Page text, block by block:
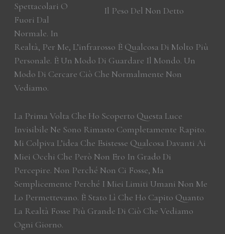
Il Peso Del Non Detto
Spettacolari O
Fuori Dal
Normale. In
Realtà, Per Me, L’infrarosso È Qualcosa Di Molto Più
Personale. È Un Modo Di Guardare Il Mondo. Un
Modo Di Cercare Ciò Che Normalmente Non
Vediamo.
La Prima Volta Che Ho Scoperto Questa Luce
Invisibile Ne Sono Rimasto Completamente Rapito.
Mi Colpiva L’idea Che Esistesse Qualcosa Davanti Ai
Miei Occhi Che Però Non Ero In Grado Di
Percepire. Non Perché Non Ci Fosse, Ma
Semplicemente Perché I Miei Limiti Umani Non Me
Lo Permettevano. È Stato Lì Che Ho Capito Quanto
La Realtà Fosse Più Grande Di Ciò Che Vediamo
Ogni Giorno.